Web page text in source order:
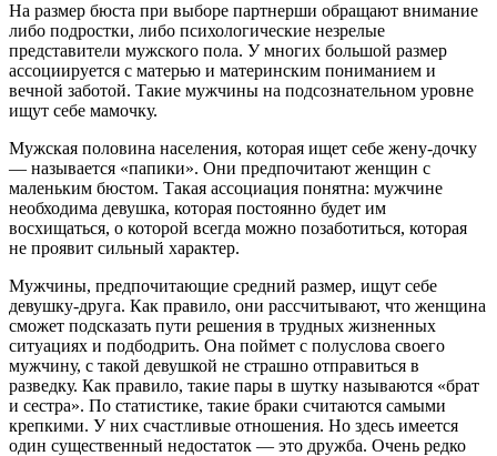
На размер бюста при выборе партнерши обращают внимание
либо подростки, либо психологические незрелые
представители мужского пола. У многих большой размер
ассоциируется с матерью и материнским пониманием и
вечной заботой. Такие мужчины на подсознательном уровне
ищут себе мамочку.
Мужская половина населения, которая ищет себе жену-дочку
— называется «папики». Они предпочитают женщин с
маленьким бюстом. Такая ассоциация понятна: мужчине
необходима девушка, которая постоянно будет им
восхищаться, о которой всегда можно позаботиться, которая
не проявит сильный характер.
Мужчины, предпочитающие средний размер, ищут себе
девушку-друга. Как правило, они рассчитывают, что женщина
сможет подсказать пути решения в трудных жизненных
ситуациях и подбодрить. Она поймет с полуслова своего
мужчину, с такой девушкой не страшно отправиться в
разведку. Как правило, такие пары в шутку называются «брат
и сестра». По статистике, такие браки считаются самыми
крепкими. У них счастливые отношения. Но здесь имеется
один существенный недостаток — это дружба. Очень редко